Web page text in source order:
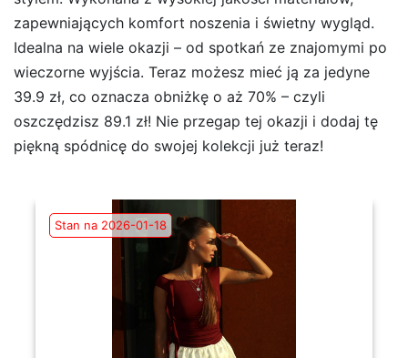
zapewniających komfort noszenia i świetny wygląd.
Idealna na wiele okazji – od spotkań ze znajomymi po
wieczorne wyjścia. Teraz możesz mieć ją za jedyne
39.9 zł, co oznacza obniżkę o aż 70% – czyli
oszczędzisz 89.1 zł! Nie przegap tej okazji i dodaj tę
piękną spódnicę do swojej kolekcji już teraz!
Stan na 2026-01-18